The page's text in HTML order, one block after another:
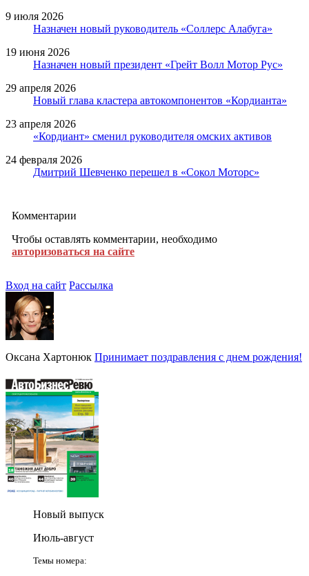
9 июля 2026
Назначен новый руководитель «Соллерс Алабуга»
19 июня 2026
Назначен новый президент «Грейт Волл Мотор Рус»
29 апреля 2026
Новый глава кластера автокомпонентов «Кордианта»
23 апреля 2026
«Кордиант» сменил руководителя омских активов
24 февраля 2026
Дмитрий Шевченко перешел в «Сокол Моторс»
Комментарии
Чтобы оставлять комментарии, необходимо
авторизоваться на сайте
Вход на сайт Рассылка
Оксана Хартонюк Принимает поздравления с днем рождения!
Новый выпуск
Июль-август
Темы номера: